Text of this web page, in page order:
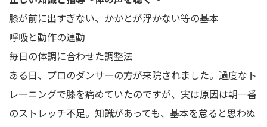
膝が前に出すぎない、かかとが浮かない等の基本
呼吸と動作の連動
毎日の体調に合わせた調整法
ある日、プロのダンサーの方が来院されました。過度なト
レーニングで膝を痛めていたのですが、実は原因は朝一番
のストレッチ不足。知識があっても、基本を怠ると思わぬ